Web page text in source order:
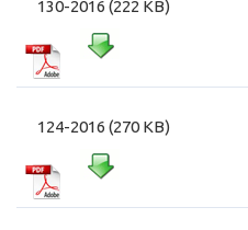
130-2016 (222 KB)
124-2016 (270 KB)